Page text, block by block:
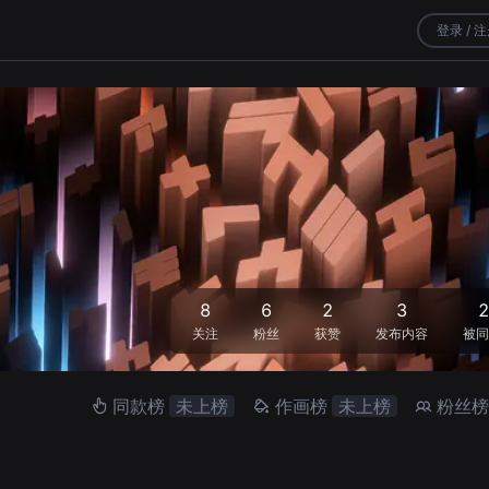
登录 /
8
关注
6
粉丝
2
获赞
3
发布内容 被
同款榜 未上榜 作画榜 未上榜 粉丝榜